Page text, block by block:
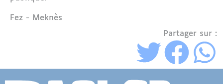
Région
Fez - Meknès
Partager sur :